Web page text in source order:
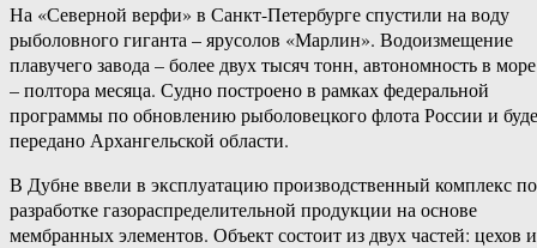
На «Северной верфи» в Санкт-Петербурге спустили на воду
рыболовного гиганта – ярусолов «Марлин». Водоизмещение
плавучего завода – более двух тысяч тонн, автономность в море
– полтора месяца. Судно построено в рамках федеральной
программы по обновлению рыболовецкого флота России и
передано Архангельской области.
В Дубне ввели в эксплуатацию производственный комплекс по
разработке газораспределительной продукции на основе
мембранных элементов. Объект состоит из двух частей: цехов и